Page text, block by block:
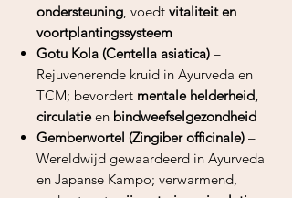
ondersteuning, voedt vitaliteit en
voortplantingssysteem
Gotu Kola (Centella asiatica) –
Rejuvenerende kruid in Ayurveda en
TCM; bevordert mentale helderheid,
circulatieen bindweefselgezondheid
Gemberwortel (Zingiber officinale) –
Wereldwijd gewaardeerd in Ayurveda
en Japanse Kampo; verwarmend,